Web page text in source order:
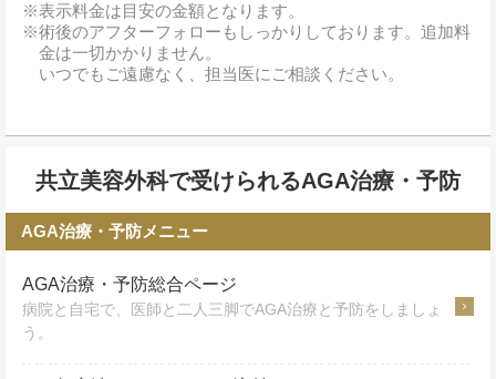
表示料金は目安の金額となります。
術後のアフターフォローもしっかりしております。追加料
金は一切かかりません。
いつでもご遠慮なく、担当医にご相談ください。
共立美容外科で受けられるAGA治療・予防
AGA治療・予防メニュー
AGA治療・予防総合ページ
病院と自宅で、医師と二人三脚でAGA治療と予防をしましょ
う。